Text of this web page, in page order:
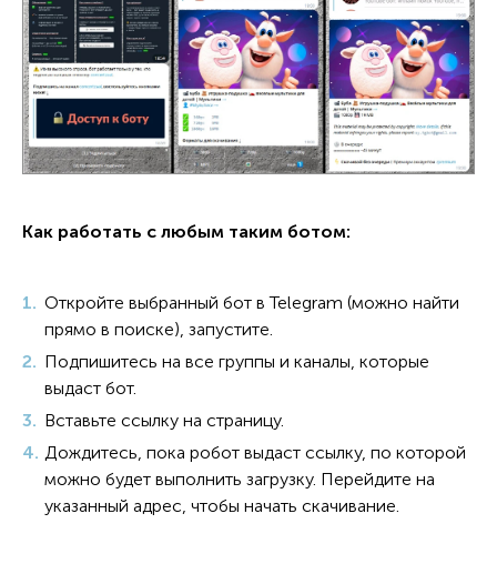
Как работать с любым таким ботом:
Откройте выбранный бот в Telegram (можно найти
прямо в поиске), запустите.
Подпишитесь на все группы и каналы, которые
выдаст бот.
Вставьте ссылку на страницу.
Дождитесь, пока робот выдаст ссылку, по которой
можно будет выполнить загрузку. Перейдите на
указанный адрес, чтобы начать скачивание.